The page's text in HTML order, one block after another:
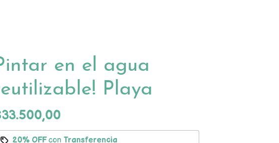
en el agua
Playa
20% OFFcon Transferencia